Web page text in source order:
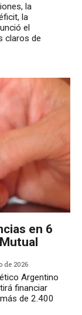
la
la
el
claros de
en 6
de 2026
Argentino
financiar
de 2.400